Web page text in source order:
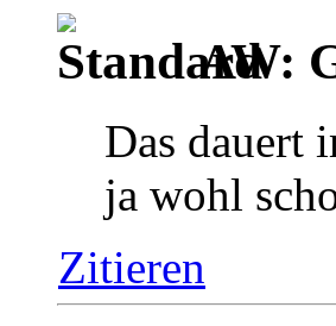
AW:
Das dauert
ja wohl
Zitieren